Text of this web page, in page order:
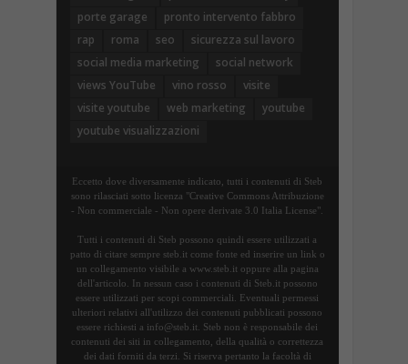
porte garage
pronto intervento fabbro
rap
roma seo
sicurezza sul lavoro
social media marketing
social network
views YouTube
vino rosso
visite
visite youtube
web marketing
youtube
youtube visualizzazioni
Eccetto dove diversamente indicato, tutti i contenuti di Steb
sono rilasciati sotto licenza "Creative Commons Attribuzione
- Non commerciale - Non opere derivate 3.0 Italia License".
Tutti i contenuti di Steb possono quindi essere utilizzati a
patto di citare sempre steb.it come fonte ed inserire un link o
un collegamento visibile a www.steb.it oppure alla pagina
dell'articolo. In nessun caso i contenuti di Steb.it possono
essere utilizzati per scopi commerciali. Eventuali permessi
ulteriori relativi all'utilizzo dei contenuti pubblicati possono
essere richiesti a info@steb.it. Steb non è responsabile dei
contenuti dei siti in collegamento, della qualità o correttezza
dei dati forniti da terzi. Si riserva pertanto la facoltà di